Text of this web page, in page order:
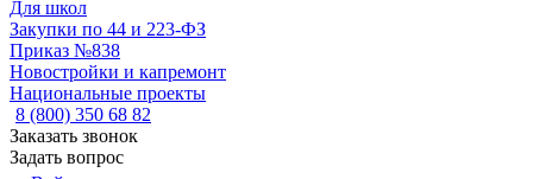
Для школ
Закупки по 44 и 223-ФЗ
Приказ №838
Новостройки и капремонт
Национальные проекты
8 (800) 350 68 82
Заказать звонок
Задать вопрос